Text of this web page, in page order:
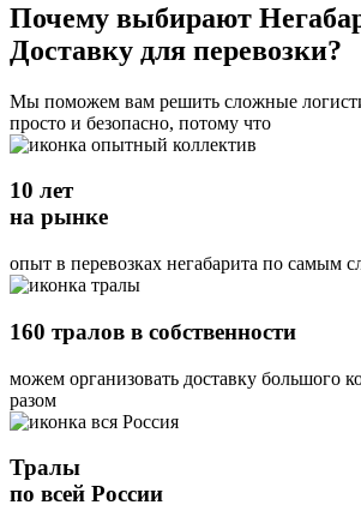
Почему выбирают
Доставку для перевозки?
Мы поможем вам решить сложные
просто и безопасно, потому что
10 лет
на рынке
опыт в перевозках негабарита по самым
160 тралов в собственности
можем организовать доставку большого
разом
Тралы
по всей России